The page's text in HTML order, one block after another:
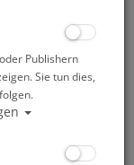
Publishern
Sie tun dies,